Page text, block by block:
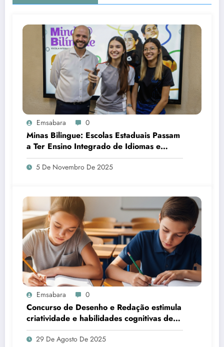
Emsabara 0
Minas Bilingue: Escolas Estaduais Passam
a Ter Ensino Integrado de Idiomas e
Cultura
5 De Novembro De 2025
Emsabara 0
Concurso de Desenho e Redação estimula
criatividade e habilidades cognitivas de
jovens; inscrições abertas até 1º de
setembro
29 De Agosto De 2025